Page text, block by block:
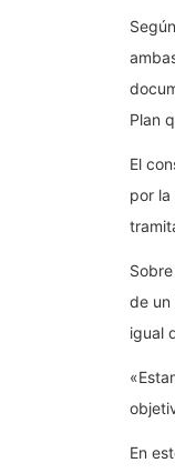
Plan
El
por la
de un
igual
En